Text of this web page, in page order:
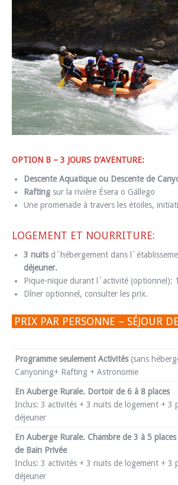
OPTION B – 3 JOURS D’AVENTURE:
Descente Aquatique ou Descente de
Rafting sur la rivière Ésera o Gállego
Une promenade à travers les étoiles,
LOGEMENT ET NOURRITURE:
3 nuitsd´hébergement dans
déjeuner.
Pique-nique durant l´activité (optionnel):
Dîner optionnel, consulter les prix.
PRIX PAR PERSONNE – SÉJOUR
Programme seulement Activités(sans
Canyoning+ Rafting + Astronomie
En Auberge Rurale. Dortoir de 6 à 8 places
Inclus: 3 activités + 3 nuits de logement + 3
déjeuner
En Auberge Rurale. Chambre de 3 à 5 places
de Bain Privée
Inclus: 3 activités + 3 nuits de logement + 3
déjeuner